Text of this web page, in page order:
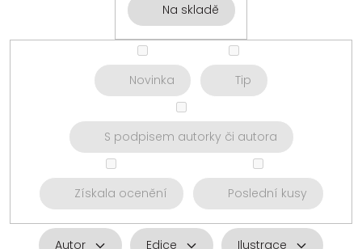
Na skladě
Novinka Tip
S podpisem autorky či autora
Získala ocenění Poslední kusy
Autor Edice Ilustrace